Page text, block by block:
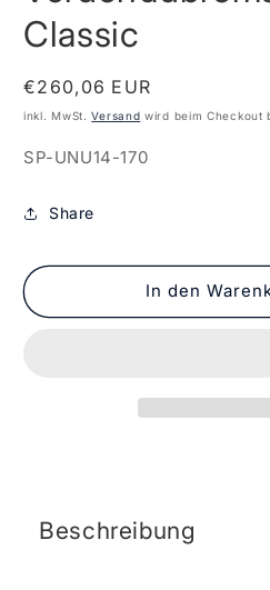
öffnen
Classic
Normaler
Preis
€260,06 EUR
inkl. MwSt.Versand wird beim Checkout
SKU:
SP-UNU14-170
Share
In den
Beschreibung